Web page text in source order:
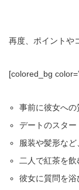
再度、ポイントや
[colored_bg
事前に彼女への
デートのスター
服装や髪形な
二人で紅茶を飲
彼女に質問を浴